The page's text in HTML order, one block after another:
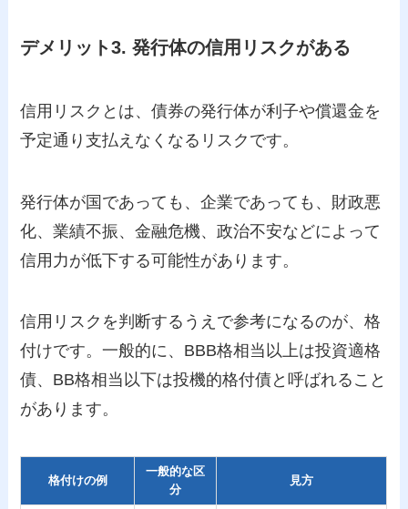
デメリット3. 発行体の信用リスクがある
信用リスクとは、債券の発行体が利子や償還金を
予定通り支払えなくなるリスクです。
発行体が国であっても、企業であっても、財政悪
化、業績不振、金融危機、政治不安などによって
信用力が低下する可能性があります。
信用リスクを判断するうえで参考になるのが、格
付けです。一般的に、BBB格相当以上は投資適格
債、BB格相当以下は投機的格付債と呼ばれること
があります。
格付けの例
一般的な区
分
見方